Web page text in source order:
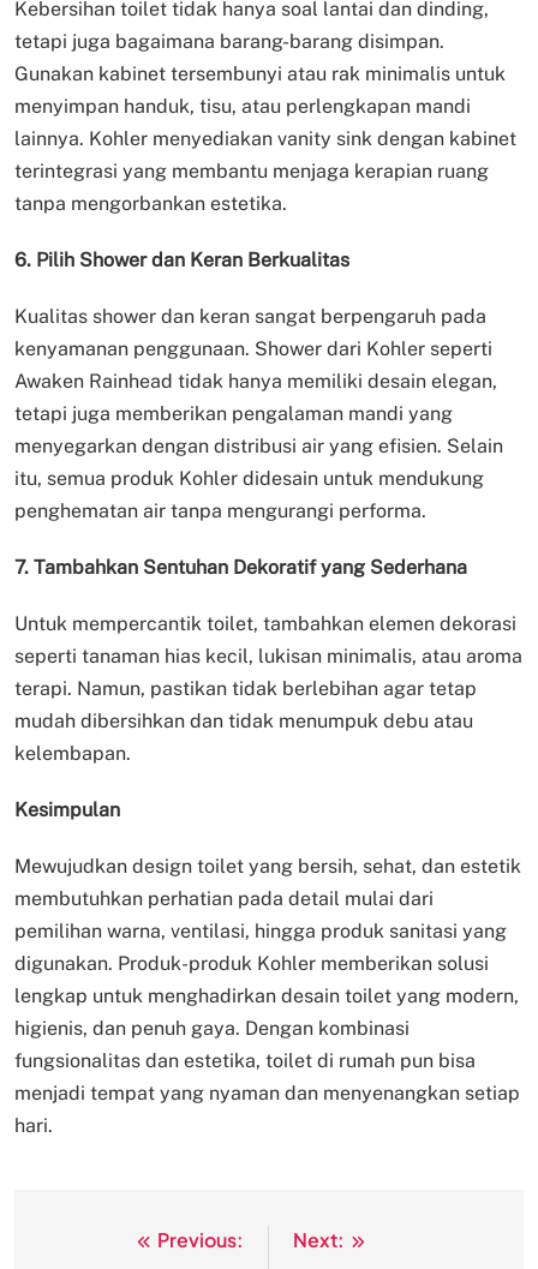
Kebersihan toilet tidak hanya soal lantai dan dinding,
tetapi juga bagaimana barang-barang disimpan.
Gunakan kabinet tersembunyi atau rak minimalis untuk
menyimpan handuk, tisu, atau perlengkapan mandi
lainnya. Kohler menyediakan vanity sink dengan kabinet
terintegrasi yang membantu menjaga kerapian ruang
tanpa mengorbankan estetika.
6. Pilih Shower dan Keran Berkualitas
Kualitas shower dan keran sangat berpengaruh pada
kenyamanan penggunaan. Shower dari Kohler seperti
Awaken Rainhead tidak hanya memiliki desain elegan,
tetapi juga memberikan pengalaman mandi yang
menyegarkan dengan distribusi air yang efisien. Selain
itu, semua produk Kohler didesain untuk mendukung
penghematan air tanpa mengurangi performa.
7. Tambahkan Sentuhan Dekoratif yang Sederhana
Untuk mempercantik toilet, tambahkan elemen dekorasi
seperti tanaman hias kecil, lukisan minimalis, atau aroma
terapi. Namun, pastikan tidak berlebihan agar tetap
mudah dibersihkan dan tidak menumpuk debu atau
kelembapan.
Kesimpulan
Mewujudkan design toilet yang bersih, sehat, dan estetik
membutuhkan perhatian pada detail mulai dari
pemilihan warna, ventilasi, hingga produk sanitasi yang
digunakan. Produk-produk Kohler memberikan solusi
lengkap untuk menghadirkan desain toilet yang modern,
higienis, dan penuh gaya. Dengan kombinasi
fungsionalitas dan estetika, toilet di rumah pun bisa
menjadi tempat yang nyaman dan menyenangkan setiap
hari.
Previous:
Next: